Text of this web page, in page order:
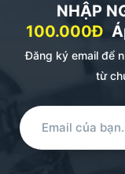
NHẬP
100.000Đ
Đăng ký email để
từ